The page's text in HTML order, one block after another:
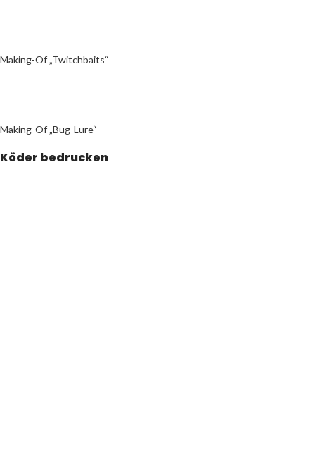
Making-Of „Twitchbaits“
Making-Of „Bug-Lure“
Köder bedrucken